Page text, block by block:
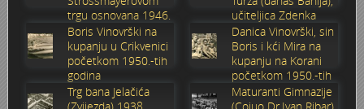
Marakovo brdo i auto kamp
Štamparija Ognjen Price - Karlovačka tiskara
Poplava 1987.
Pothodnik
Nevenius Graf von Dubowatz - RENDERI
Nikola Perić - kroničar Karlovca, kolekcionar, novinar i
trgu osnovana 1946.
godine
učiteljica Zdenka
Sabolić
Boris Vinovrški na
kupanju u Crikvenici
početkom 1950.-tih
godina
Danica Vinovrški, sin
Boris i kći Mira na
kupanju na Korani
početkom 1950.-tih
godina
Trg bana Jelačića
(Zvijezda) 1938.
Maturanti Gimnazije
(Coiuo Dr.Ivan Ribar)